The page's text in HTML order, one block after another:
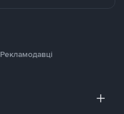
Рекламодавці